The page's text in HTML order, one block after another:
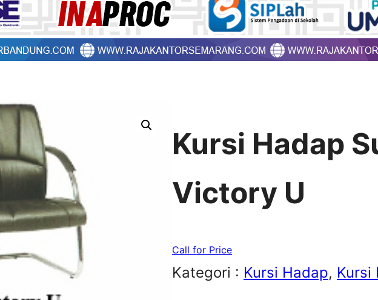
Kursi Hadap
Victory U
Call for Price
Kategori : Kursi Hadap, Kursi